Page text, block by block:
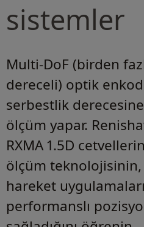
sistemler
Multi-DoF (birden
dereceli) optik
serbestlik
ölçüm yapar.
RXMA 1.5D
ölçüm teknolojisinin,
hareket
performanslı